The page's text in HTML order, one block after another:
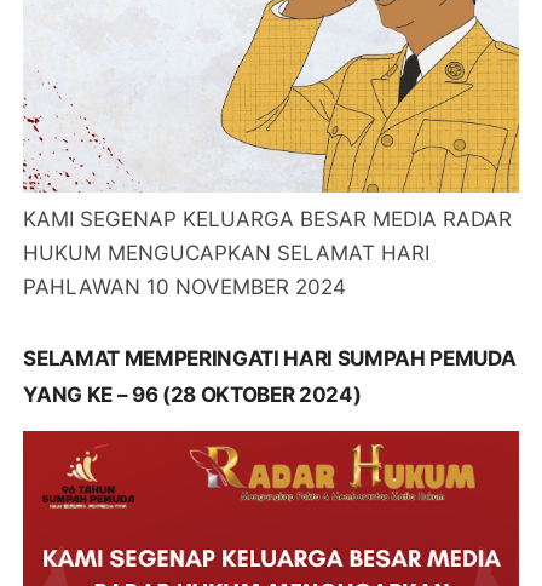
KAMI SEGENAP KELUARGA BESAR MEDIA RADAR
HUKUM MENGUCAPKAN SELAMAT HARI
PAHLAWAN 10 NOVEMBER 2024
SELAMAT MEMPERINGATI HARI SUMPAH PEMUDA
YANG KE – 96 (28 OKTOBER 2024)